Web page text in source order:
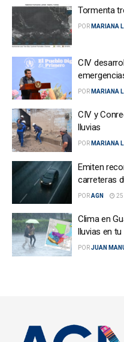
Tormenta
POR MARIANA
CIV
POR MARIANA
CIV y
lluvias
POR MARIANA
Emiten
carreteras
PORAGN 25
Clima en
lluvias en
PORJUAN